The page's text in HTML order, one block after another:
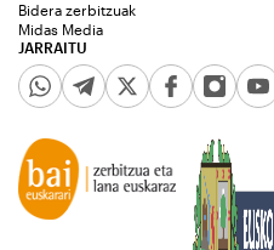
JARRAITU
Bidera zerbitzuak
Midas Media